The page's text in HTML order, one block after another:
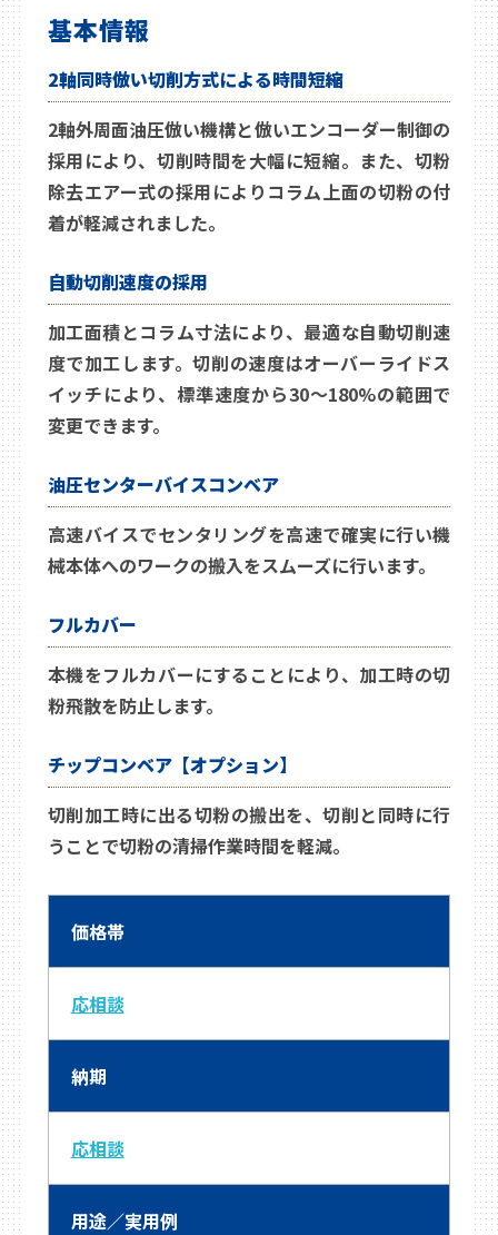
基本情報
2軸同時倣い切削方式による時間短縮
2軸外周面油圧倣い機構と倣いエンコーダー制御の
採用により、切削時間を大幅に短縮。また、切粉
除去エアー式の採用によりコラム上面の切粉の付
着が軽減されました。
自動切削速度の採用
加工面積とコラム寸法により、最適な自動切削速
度で加工します。切削の速度はオーバーライドス
イッチにより、標準速度から30～180%の範囲で
変更できます。
油圧センターバイスコンベア
高速バイスでセンタリングを高速で確実に行い機
械本体へのワークの搬入をスムーズに行います。
フルカバー
本機をフルカバーにすることにより、加工時の切
粉飛散を防止します。
チップコンベア【オプション】
切削加工時に出る切粉の搬出を、切削と同時に行
うことで切粉の清掃作業時間を軽減。
価格帯
応相談
納期
応相談
用途／実用例